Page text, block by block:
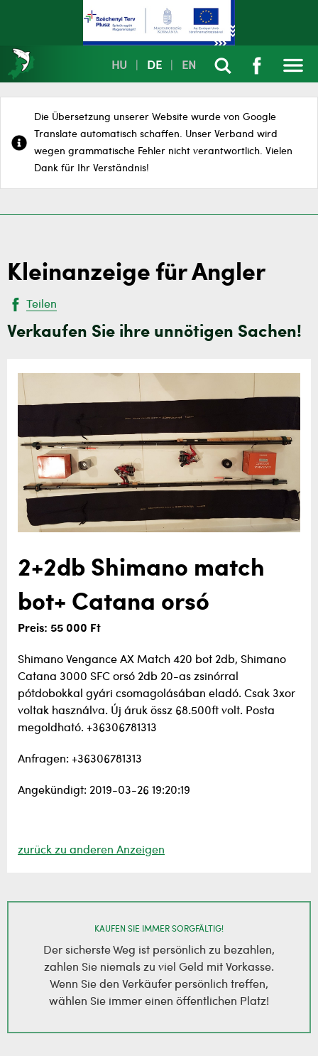
HU DE EN
Die Übersetzung unserer Website wurde von Google
Translate automatisch schaffen. Unser Verband wird
wegen grammatische Fehler nicht verantwortlich. Vielen
Dank für Ihr Verständnis!
Kleinanzeige für Angler
Teilen
Verkaufen Sie ihre unnötigen Sachen!
2+2db Shimano match
bot+ Catana orsó
Preis: 55 000 Ft
Shimano Vengance AX Match 420 bot 2db, Shimano
Catana 3000 SFC orsó 2db 20-as zsinórral
pótdobokkal gyári csomagolásában eladó. Csak 3xor
voltak használva. Új áruk össz 68.500ft volt. Posta
megoldható. +36306781313
Anfragen: +36306781313
Angekündigt: 2019-03-26 19:20:19
zurück zu anderen Anzeigen
KAUFEN SIE IMMER SORGFÄLTIG!
Der sicherste Weg ist persönlich zu bezahlen,
zahlen Sie niemals zu viel Geld mit Vorkasse.
Wenn Sie den Verkäufer persönlich treffen,
wählen Sie immer einen öffentlichen Platz!